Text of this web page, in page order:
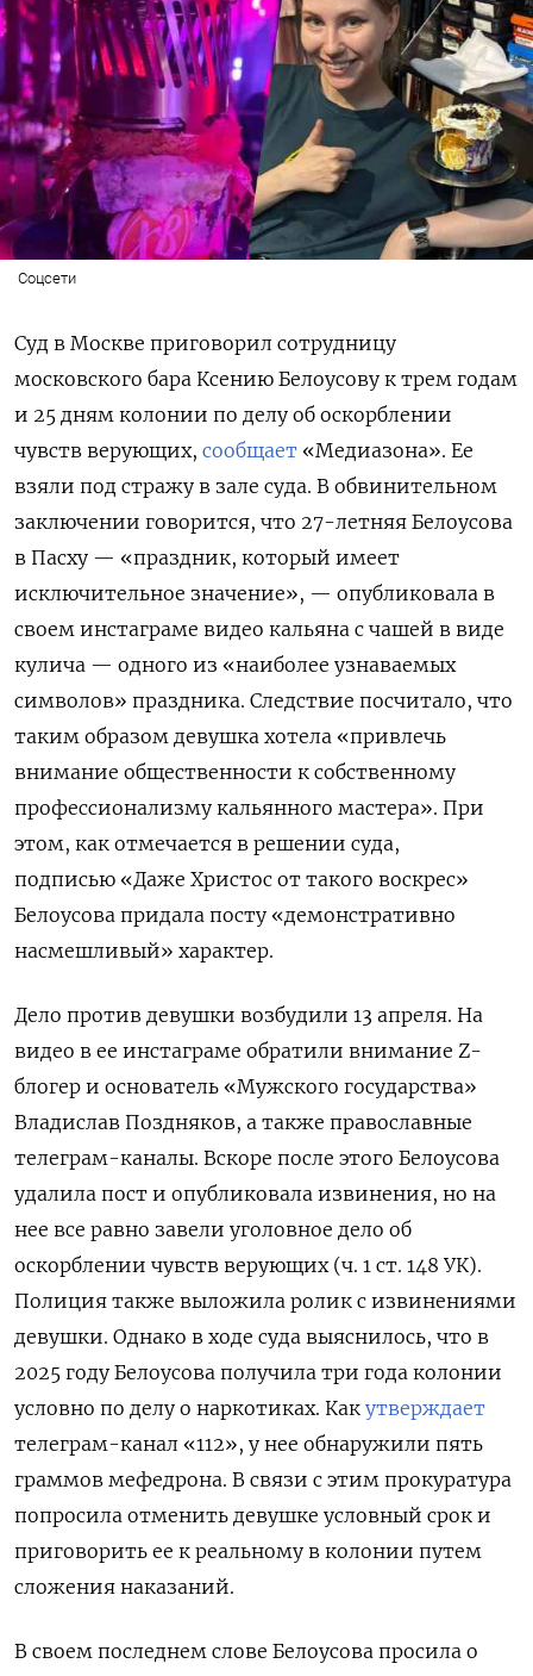
Соцсети
Суд в Москве приговорил сотрудницу
московского бара Ксению Белоусову к трем годам
и 25 дням колонии по делу об оскорблении
чувств верующих, сообщает «Медиазона». Ее
взяли под стражу в зале суда. В обвинительном
заключении говорится, что 27-летняя Белоусова
в Пасху — «праздник, который имеет
исключительное значение», — опубликовала в
своем инстаграме видео кальяна с чашей в виде
кулича — одного из «наиболее узнаваемых
символов» праздника. Следствие посчитало, что
таким образом девушка хотела «привлечь
внимание общественности к собственному
профессионализму кальянного мастера». При
этом, как отмечается в решении суда,
подписью «Даже Христос от такого воскрес»
Белоусова придала посту «демонстративно
насмешливый» характер.
Дело против девушки возбудили 13 апреля. На
видео в ее инстаграме обратили внимание Z-
блогер и основатель «Мужского государства»
Владислав Поздняков, а также православные
телеграм-каналы. Вскоре после этого Белоусова
удалила пост и опубликовала извинения, но на
нее все равно завели уголовное дело об
оскорблении чувств верующих (ч. 1 ст. 148 УК).
Полиция также выложила ролик с извинениями
девушки. Однако в ходе суда выяснилось, что в
2025 году Белоусова получила три года колонии
условно по делу о наркотиках. Как утверждает
телеграм-канал «112», у нее обнаружили пять
граммов мефедрона. В связи с этим прокуратура
попросила отменить девушке условный срок и
приговорить ее к реальному в колонии путем
сложения наказаний.
В своем последнем слове Белоусова просила о